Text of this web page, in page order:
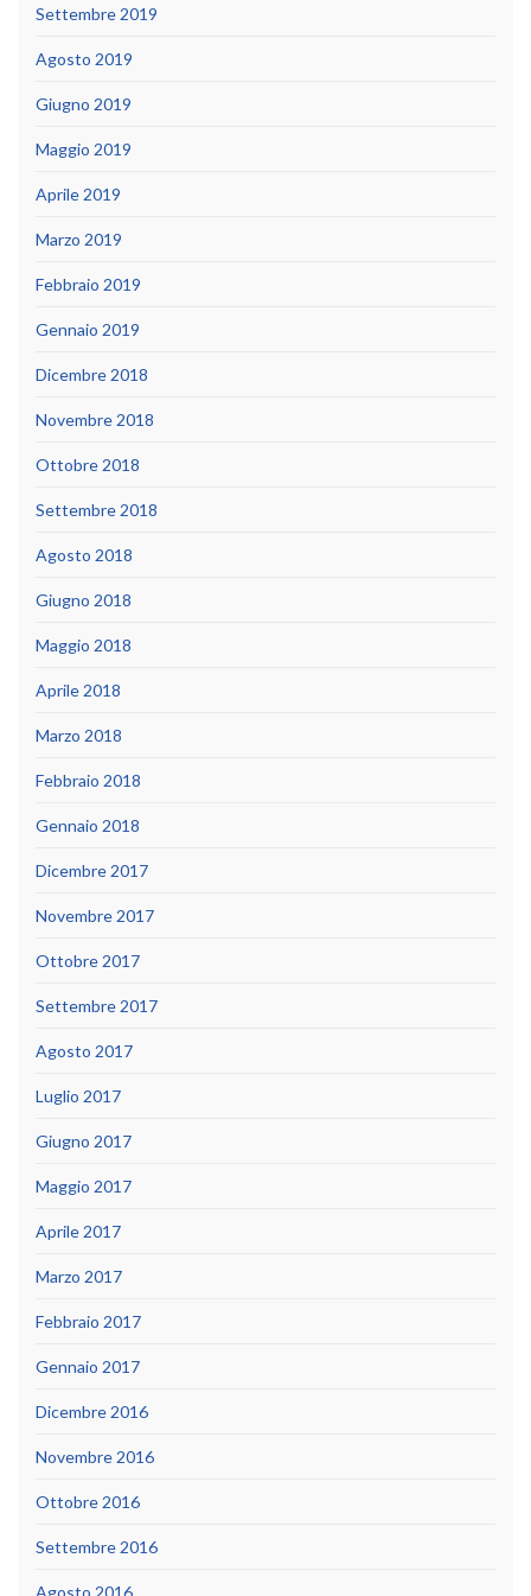
Settembre 2019
Agosto 2019
Giugno 2019
Maggio 2019
Aprile 2019
Marzo 2019
Febbraio 2019
Gennaio 2019
Dicembre 2018
Novembre 2018
Ottobre 2018
Settembre 2018
Agosto 2018
Giugno 2018
Maggio 2018
Aprile 2018
Marzo 2018
Febbraio 2018
Gennaio 2018
Dicembre 2017
Novembre 2017
Ottobre 2017
Settembre 2017
Agosto 2017
Luglio 2017
Giugno 2017
Maggio 2017
Aprile 2017
Marzo 2017
Febbraio 2017
Gennaio 2017
Dicembre 2016
Novembre 2016
Ottobre 2016
Settembre 2016